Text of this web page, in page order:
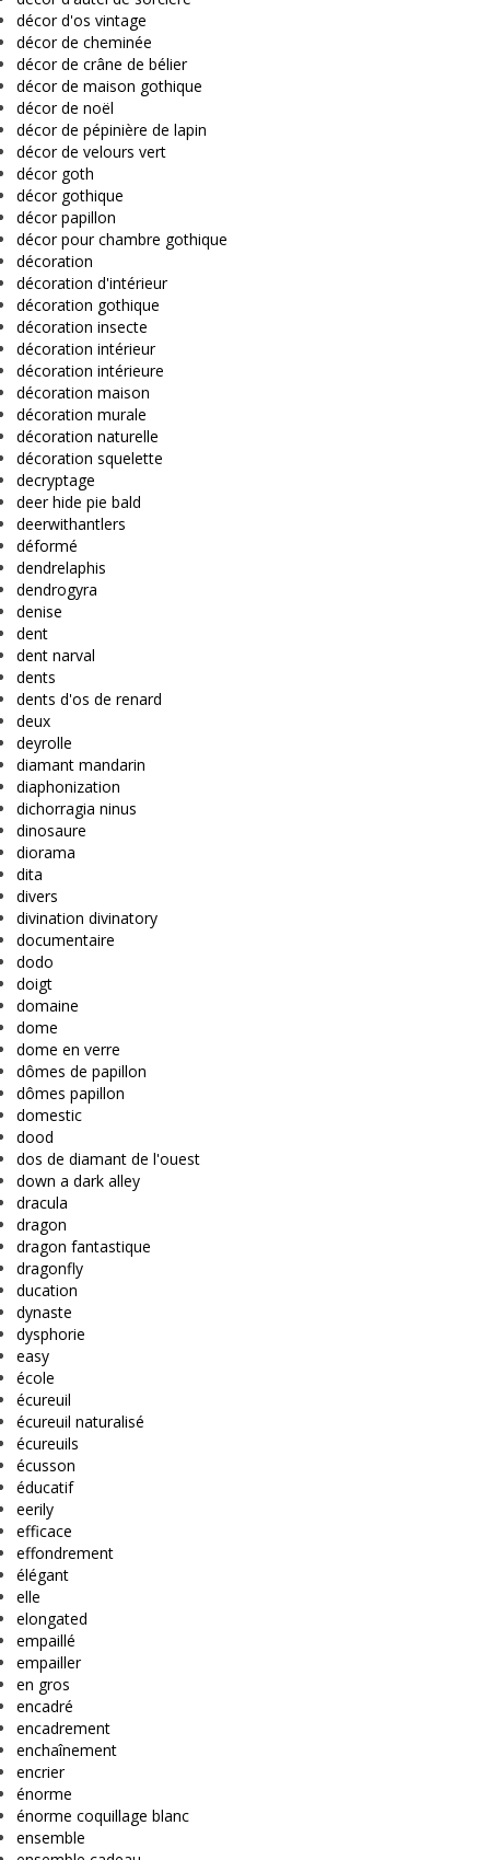
décor d'os vintage
décor de cheminée
décor de crâne de bélier
décor de maison gothique
décor de noël
décor de pépinière de lapin
décor de velours vert
décor goth
décor gothique
décor papillon
décor pour chambre gothique
décoration
décoration d'intérieur
décoration gothique
décoration insecte
décoration intérieur
décoration intérieure
décoration maison
décoration murale
décoration naturelle
décoration squelette
decryptage
deer hide pie bald
deerwithantlers
déformé
dendrelaphis
dendrogyra
denise
dent
dent narval
dents
dents d'os de renard
deux
deyrolle
diamant mandarin
diaphonization
dichorragia ninus
dinosaure
diorama
dita
divers
divination divinatory
documentaire
dodo
doigt
domaine
dome
dome en verre
dômes de papillon
dômes papillon
domestic
dood
dos de diamant de l'ouest
down a dark alley
dracula
dragon
dragon fantastique
dragonfly
ducation
dynaste
dysphorie
easy
école
écureuil
écureuil naturalisé
écureuils
écusson
éducatif
eerily
efficace
effondrement
élégant
elle
elongated
empaillé
empailler
en gros
encadré
encadrement
enchaînement
encrier
énorme
énorme coquillage blanc
ensemble